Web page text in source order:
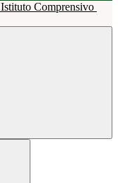
Istituto Comprensivo